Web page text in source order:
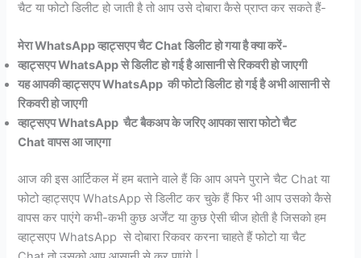
चैट या फोटो डिलीट हो जाती है तो आप उसे दोबारा कैसे प्राप्त कर सकते हैं-
मेरा WhatsApp व्हाट्सएप चैट Chat डिलीट हो गया है क्या करें-
व्हाट्सएप WhatsApp से डिलीट हो गई है आसानी से रिकवरी हो जाएगी
यह आपकी व्हाट्सएप WhatsApp की फोटो डिलीट हो गई है अभी आसानी से
रिकवरी हो जाएगी
व्हाट्सएप WhatsApp चैट बैकअप के जरिए आपका सारा फोटो चैट
Chat वापस आ जाएगा
आज की इस आर्टिकल में हम बताने वाले हैं कि आप अपने पुराने चैट Chat या
फोटो व्हाट्सएप WhatsApp से डिलीट कर चुके हैं फिर भी आप उसको कैसे
वापस कर पाएंगे कभी-कभी कुछ अर्जेंट या कुछ ऐसी चीज होती है जिसको हम
व्हाट्सएप WhatsApp से दोबारा रिकवर करना चाहते हैं फोटो या चैट